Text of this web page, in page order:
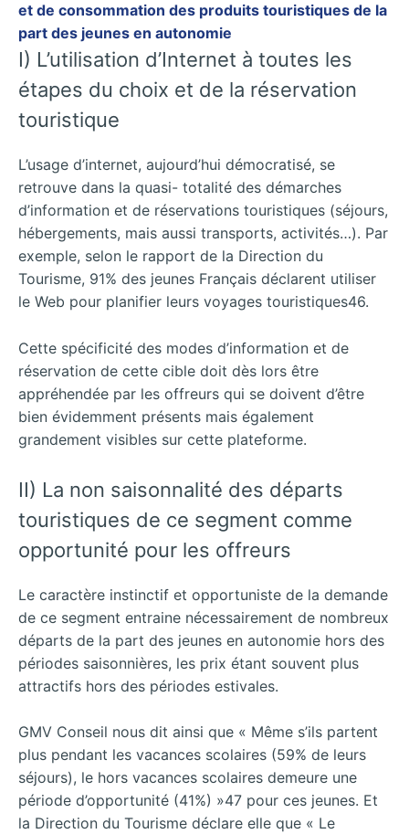
et de consommation des produits touristiques de la
part des jeunes en autonomie
I) L’utilisation d’Internet à toutes les
étapes du choix et de la réservation
touristique
L’usage d’internet, aujourd’hui démocratisé, se
retrouve dans la quasi- totalité des démarches
d’information et de réservations touristiques (séjours,
hébergements, mais aussi transports, activités…). Par
exemple, selon le rapport de la Direction du
Tourisme, 91% des jeunes Français déclarent utiliser
le Web pour planifier leurs voyages touristiques46.
Cette spécificité des modes d’information et de
réservation de cette cible doit dès lors être
appréhendée par les offreurs qui se doivent d’être
bien évidemment présents mais également
grandement visibles sur cette plateforme.
II) La non saisonnalité des départs
touristiques de ce segment comme
opportunité pour les offreurs
Le caractère instinctif et opportuniste de la demande
de ce segment entraine nécessairement de nombreux
départs de la part des jeunes en autonomie hors des
périodes saisonnières, les prix étant souvent plus
attractifs hors des périodes estivales.
GMV Conseil nous dit ainsi que « Même s’ils partent
plus pendant les vacances scolaires (59% de leurs
séjours), le hors vacances scolaires demeure une
période d’opportunité (41%) »47 pour ces jeunes. Et
la Direction du Tourisme déclare elle que « Le